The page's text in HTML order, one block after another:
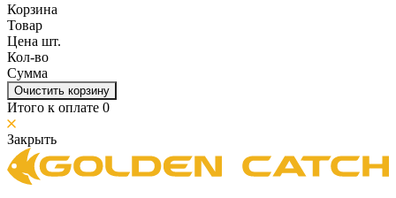
Корзина
Товар
Цена шт.
Кол-во
Сумма
Очистить корзину
Итого к оплате 0
Закрыть